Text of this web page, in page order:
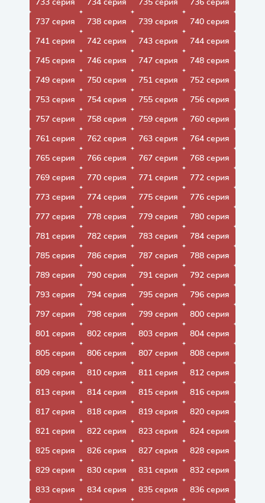
737 серия
738 серия 739 серия
740 серия
741 серия
742 серия 743 серия
744 серия
745 серия
746 серия 747 серия
748 серия
749 серия
750 серия 751 серия
752 серия
753 серия
754 серия 755 серия
756 серия
757 серия
758 серия 759 серия
760 серия
761 серия
762 серия 763 серия
764 серия
765 серия
766 серия 767 серия
768 серия
769 серия
770 серия 771 серия
772 серия
773 серия
774 серия 775 серия
776 серия
777 серия
778 серия 779 серия
780 серия
781 серия
782 серия 783 серия
784 серия
785 серия
786 серия 787 серия
788 серия
789 серия
790 серия 791 серия
792 серия
793 серия
794 серия 795 серия
796 серия
797 серия
798 серия 799 серия
800 серия
801 серия
802 серия 803 серия
804 серия
805 серия
806 серия 807 серия
808 серия
809 серия
810 серия 811 серия
812 серия
813 серия
814 серия 815 серия
816 серия
817 серия
818 серия 819 серия
820 серия
821 серия
822 серия 823 серия
824 серия
825 серия
826 серия 827 серия
828 серия
829 серия
830 серия 831 серия
832 серия
833 серия
834 серия 835 серия
836 серия